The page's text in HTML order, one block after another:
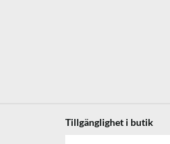
Tillgänglighet i butik